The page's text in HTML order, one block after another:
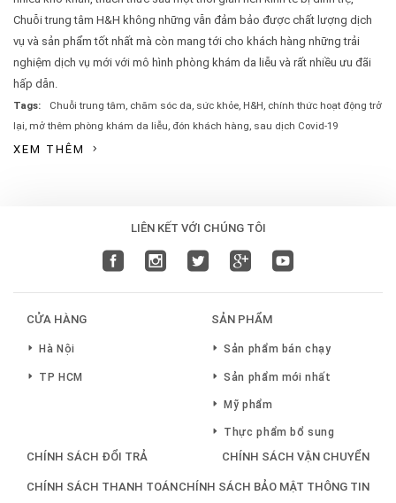
Chuỗi trung tâm H&H không những vẫn đảm bảo được chất lượng dịch
vụ và sản phẩm tốt nhất mà còn mang tới cho khách hàng những trải
nghiệm dịch vụ mới với mô hình phòng khám da liễu và rất nhiều ưu đãi
hấp dẫn.
Tags: Chuỗi trung tâm, chăm sóc da, sức khỏe, H&H, chính thức hoạt động trở
lại, mở thêm phòng khám da liễu, đón khách hàng, sau dịch Covid-19
XEM THÊM
LIÊN KẾT VỚI CHÚNG TÔI
CỬA HÀNG
Hà Nội
TP HCM
SẢN PHẨM
Sản phẩm bán chạy
Sản phẩm mới nhất
Mỹ phẩm
Thực phẩm bổ sung
CHÍNH SÁCH ĐỔI TRẢ CHÍNH SÁCH VẬN CHUYỂN
CHÍNH SÁCH THANH TOÁNCHÍNH SÁCH BẢO MẬT THÔNG TIN